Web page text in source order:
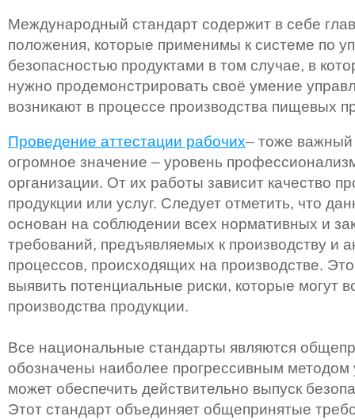
Международный стандарт содержит в себе
положения, которые применимы к системе по
безопасностью продуктами в том случае, в
нужно продемонстрировать своё умение
возникают в процессе производства пищевых
Проведение аттестации рабочих– тоже важный
огромное значение – уровень
организации. От их работы зависит качество
продукции или услуг. Следует отметить, что
основан на соблюдении всех нормативных и
требований, предъявляемых к производству и
процессов, происходящих на производстве.
выявить потенциальные риски, которые могут
производства продукции.
Все национальные стандарты являются
обозначены наиболее прогрессивным методом
может обеспечить действительно выпуск
Этот стандарт объединяет общепринятые